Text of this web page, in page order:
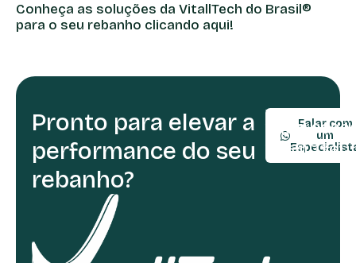
Conheça as soluções da VitallTech do Brasil®
para o seu rebanho clicando aqui!
Pronto para elevar a
performance do seu
rebanho?
Falar com
um
TELEFONE:
(54)
(54) 3361-